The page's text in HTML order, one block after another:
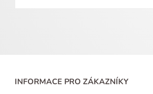
INFORMACE PRO ZÁKAZNÍKY